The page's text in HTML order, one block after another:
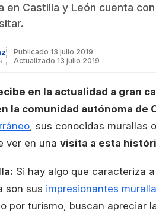
en Castilla y León cuenta
Publicado 13 julio 2019
Actualizado 13 julio 2019
en la actualidad a gran
la comunidad autónoma de
, sus conocidas murallas
ver en una visita a esta
Si hay algo que caracteriza
son sus impresionantes muralla
por turismo, buscan apreciar